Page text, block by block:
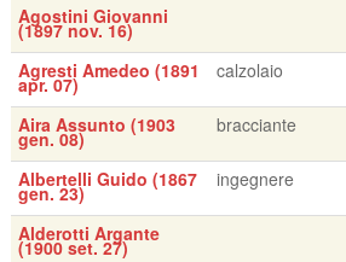
Agostini Giovanni
(1897 nov. 16)
Agresti Amedeo (1891
apr. 07)
calzolaio
Aira Assunto (1903
gen. 08)
bracciante
Albertelli Guido (1867
gen. 23)
ingegnere
Alderotti Argante
(1900 set. 27)